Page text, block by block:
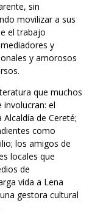
sin
movilizar a sus
el trabajo
y
y amorosos
que muchos
el
de Cereté;
como
los amigos de
locales que
de
vida a Lena
gestora cultural